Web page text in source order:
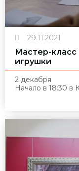
29.11.2021
Мастер-класс
игрушки
2 декабря
Начало в 18:30 в